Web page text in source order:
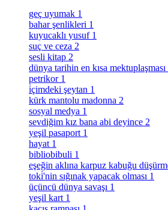
geç uyumak 1
bahar şenlikleri 1
kuyucaklı yusuf 1
suç ve ceza 2
sesli kitap 2
dünya tarihin en kısa mektuplaşması
petrikor 1
i̇çimdeki şeytan 1
kürk mantolu madonna 2
sosyal medya 1
sevdiğim kız bana abi deyince 2
yeşil pasaport 1
hayat 1
bibliobibuli 1
eşeğin aklına karpuz kabuğu
toki̇'nin sığınak yapacak olması 1
üçüncü dünya savaşı 1
yeşil kart 1